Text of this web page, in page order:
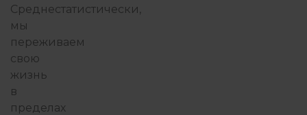
Среднестатистически,
мы
переживаем
свою
жизнь
в
пределах